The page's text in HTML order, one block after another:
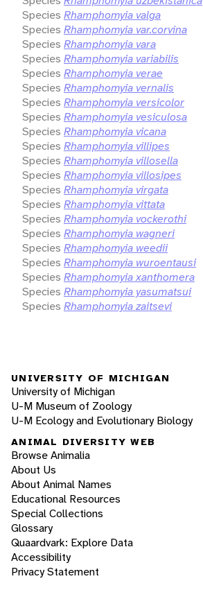
Species Rhamphomyia valga
Species Rhamphomyia var.corvina
Species Rhamphomyia vara
Species Rhamphomyia variabilis
Species Rhamphomyia verae
Species Rhamphomyia vernalis
Species Rhamphomyia versicolor
Species Rhamphomyia vesiculosa
Species Rhamphomyia vicana
Species Rhamphomyia villipes
Species Rhamphomyia villosella
Species Rhamphomyia villosipes
Species Rhamphomyia virgata
Species Rhamphomyia vittata
Species Rhamphomyia vockerothi
Species Rhamphomyia wagneri
Species Rhamphomyia weedii
Species Rhamphomyia wuroentausi
Species Rhamphomyia xanthomera
Species Rhamphomyia yasumatsui
Species Rhamphomyia zaitsevi
UNIVERSITY OF MICHIGAN
University of Michigan
U-M Museum of Zoology
U-M Ecology and Evolutionary Biology
ANIMAL DIVERSITY WEB
Browse Animalia
About Us
About Animal Names
Educational Resources
Special Collections
Glossary
Quaardvark: Explore Data
Accessibility
Privacy Statement